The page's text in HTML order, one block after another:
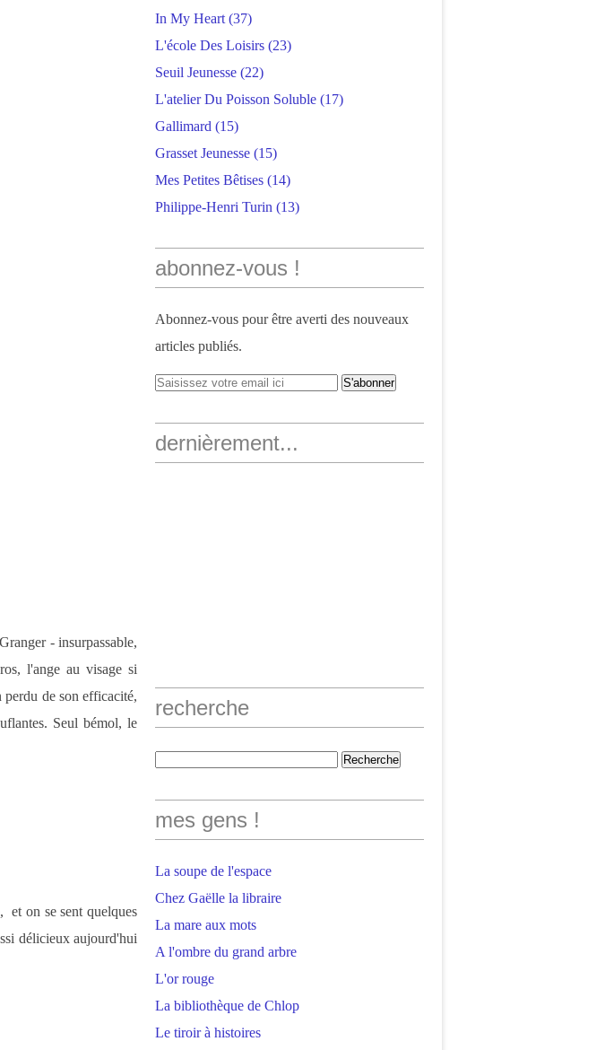
- insurpassable,
l'ange au visage si
de son efficacité,
Seul bémol, le
et on se sent quelques
délicieux aujourd'hui
In My Heart (37)
L'école Des Loisirs (23)
Seuil Jeunesse (22)
L'atelier Du Poisson Soluble (17)
Gallimard (15)
Grasset Jeunesse (15)
Mes Petites Bêtises (14)
Philippe-Henri Turin (13)
abonnez-vous !
Abonnez-vous pour être averti des nouveaux
articles publiés.
dernièrement...
recherche
mes gens !
La soupe de l'espace
Chez Gaëlle la libraire
La mare aux mots
A l'ombre du grand arbre
L'or rouge
La bibliothèque de Chlop
Le tiroir à histoires